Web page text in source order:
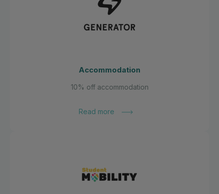
Accommodation
10% off accommodation
Read more